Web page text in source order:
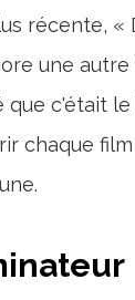
récente, «
une autre
que c'était
chaque